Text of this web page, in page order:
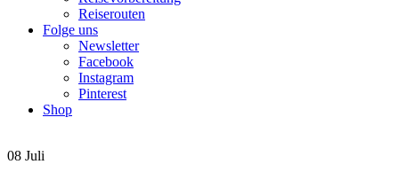
Reiserouten
Folge uns
Newsletter
Facebook
Instagram
Pinterest
Shop
08 Juli